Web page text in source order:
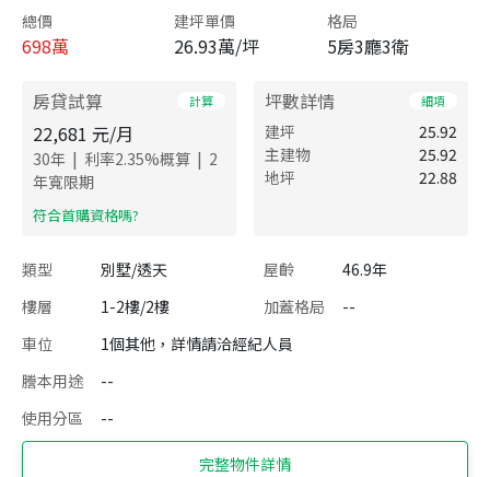
總價
698萬
建坪單價
26.93萬/坪
格局
5房3廳3衛
房貸試算 計算
22,681 元/月
30年 | 利率2.35%概算 | 2
年寬限期
​符合首購資格嗎?
坪數詳情 細項
建坪
25.92
主建物
25.92
地坪
22.88
類型 別墅/透天 屋齡
46.9年
樓層
1-2樓/2樓 加蓋格局
--
車位
1個其他，詳情請洽經紀人員
謄本用途
--
使用分區
--
完整物件詳情